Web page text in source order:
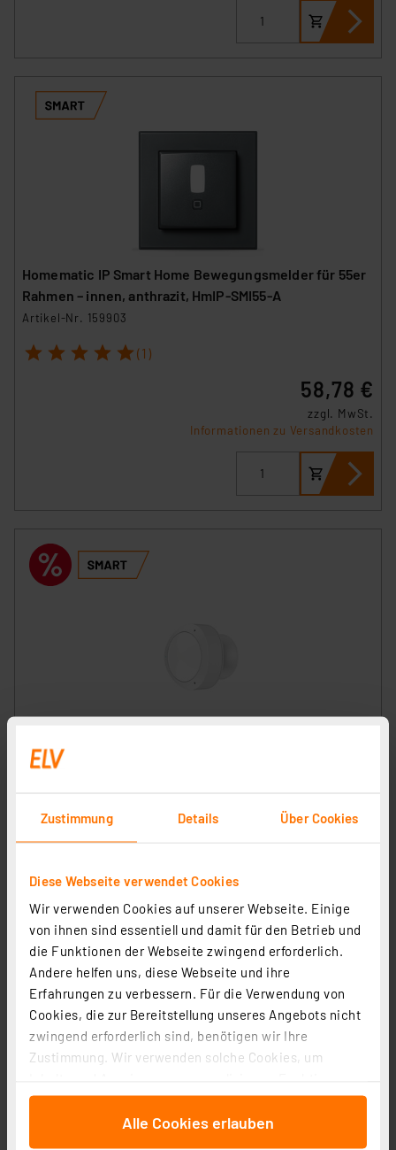
Zustimmung Details Über Cookies
Diese Webseite verwendet Cookies
Wir verwenden Cookies auf unserer Webseite. Einige
von ihnen sind essentiell und damit für den Betrieb und
die Funktionen der Webseite zwingend erforderlich.
Andere helfen uns, diese Webseite und ihre
Erfahrungen zu verbessern. Für die Verwendung von
Cookies, die zur Bereitstellung unseres Angebots nicht
zwingend erforderlich sind, benötigen wir Ihre
Zustimmung. Wir verwenden solche Cookies, um
für soziale Medien anbieten zu können und die Zugriffe
auf unsere Website zu analysieren. Außerdem geben
Alle Cookies erlauben
Homematic IP Smart Home Bewegungsmelder für 55er
Rahmen – innen, anthrazit, HmIP-SMI55-A
Artikel-Nr. 159903
1 2 3 4 5 (1)
58,78 €
zzgl. MwSt.
Informationen zu Versandkosten
Artikel-Nr. 254498
zzgl. MwSt.